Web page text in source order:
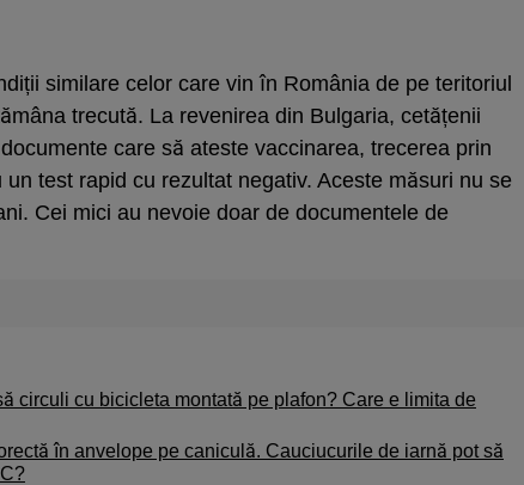
similare celor care vin în România de pe teritoriul
trecută. La revenirea din Bulgaria, cetățenii
care să ateste vaccinarea, trecerea prin
test rapid cu rezultat negativ. Aceste măsuri nu se
Cei mici au nevoie doar de documentele de
circuli cu bicicleta montată pe plafon? Care e limita de
în anvelope pe caniculă. Cauciucurile de iarnă pot să